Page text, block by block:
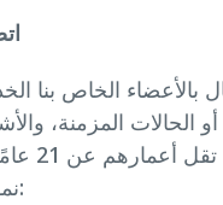
بالأعضاء الخاص بنا
أو الحالات المزمنة،
نموذج الطفل الشامل. بامكانهم: